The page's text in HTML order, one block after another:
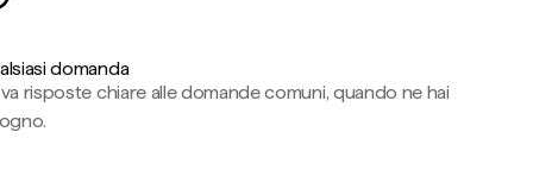
domanda
risposte chiare alle domande comuni, quando ne hai